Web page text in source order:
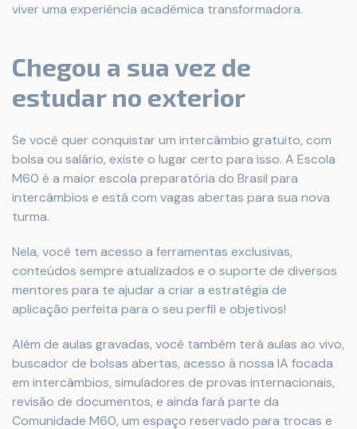
viver uma experiência acadêmica transformadora.
Chegou a sua vez de
estudar no exterior
Se você quer conquistar um intercâmbio gratuito, com
bolsa ou salário, existe o lugar certo para isso. A Escola
M60 é a maior escola preparatória do Brasil para
intercâmbios e está com vagas abertas para sua nova
turma.
Nela, você tem acesso a ferramentas exclusivas,
conteúdos sempre atualizados e o suporte de diversos
mentores para te ajudar a criar a estratégia de
aplicação perfeita para o seu perfil e objetivos!
Além de aulas gravadas, você também terá aulas ao vivo,
buscador de bolsas abertas, acesso à nossa IA focada
em intercâmbios, simuladores de provas internacionais,
revisão de documentos, e ainda fará parte da
Comunidade M60, um espaço reservado para trocas e